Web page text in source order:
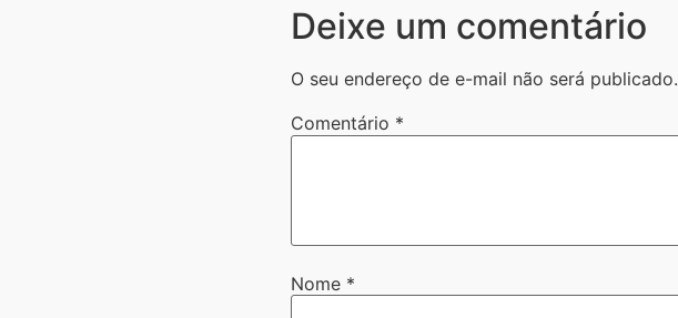
Deixe um comentário
O seu endereço de e-mail não será publicado.
Comentário *
Nome *